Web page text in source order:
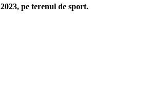
pe terenul de sport.